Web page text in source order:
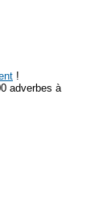
!
adverbes à